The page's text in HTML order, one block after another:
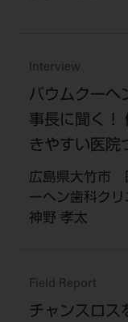
Interview
バウムクーヘ
事長に聞く！
きやすい医院
広島県大竹市
ーヘン歯科ク
神野 孝太
Field Report
チャンスロス